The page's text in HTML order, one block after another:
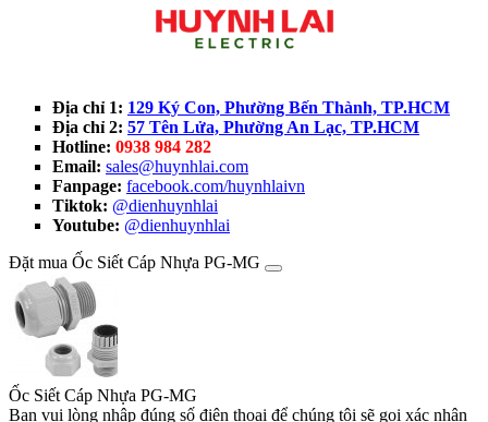
Địa chỉ 1: 129 Ký Con, Phường Bến Thành, TP.HCM
Địa chỉ 2: 57 Tên Lửa, Phường An Lạc, TP.HCM
Hotline: 0938 984 282
Email: sales@huynhlai.com
Fanpage: facebook.com/huynhlaivn
Tiktok: @dienhuynhlai
Youtube: @dienhuynhlai
Đặt mua Ốc Siết Cáp Nhựa PG-MG
Ốc Siết Cáp Nhựa PG-MG
Bạn vui lòng nhập đúng số điện thoại để chúng tôi sẽ gọi xác nhận